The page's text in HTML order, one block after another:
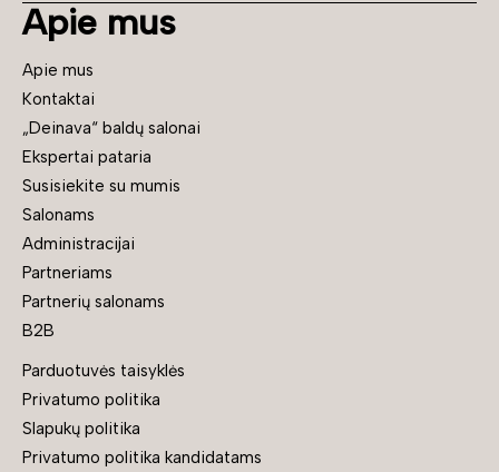
Apie mus
Apie mus
Kontaktai
„Deinava“ baldų salonai
Ekspertai pataria
Susisiekite su mumis
Salonams
Administracijai
Partneriams
Partnerių salonams
B2B
Parduotuvės taisyklės
Privatumo politika
Slapukų politika
Privatumo politika kandidatams